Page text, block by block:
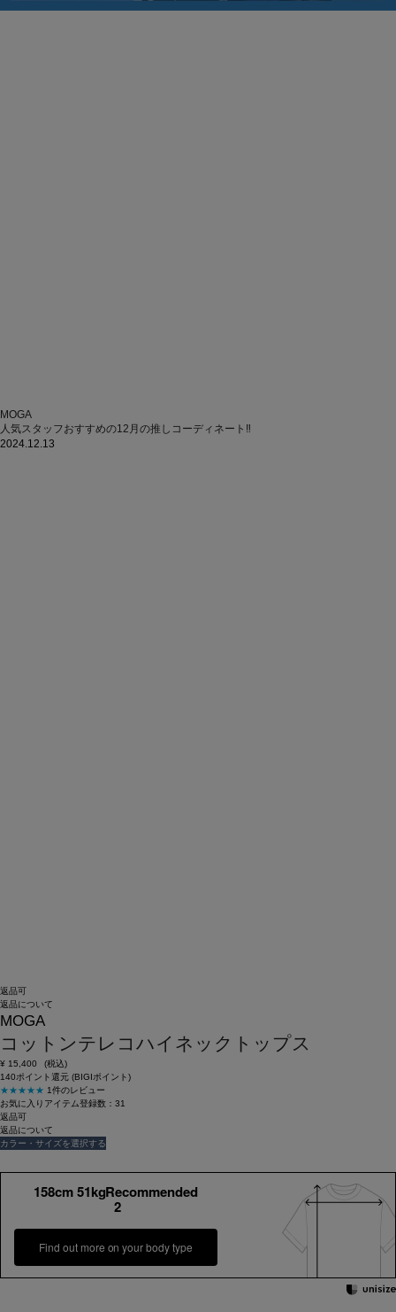
MOGA
人気スタッフおすすめの12月の推しコーディネート‼
2024.12.13
返品可
返品について
MOGA
コットンテレコハイネックトップス
¥ 15,400
(税込)
140ポイント還元 (BIGIポイント)
★★★★★ 1件のレビュー
お気に入りアイテム登録数： 31
返品可
返品について
カラー・サイズを選択する
158cm 51kgRecommended
2
Find out more on your body type